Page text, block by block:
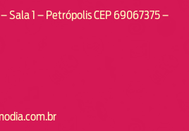
Sala 1 – Petrópolis CEP 69067375 –